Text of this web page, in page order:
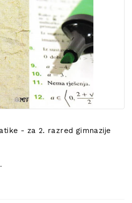
- za 2. razred gimnazije